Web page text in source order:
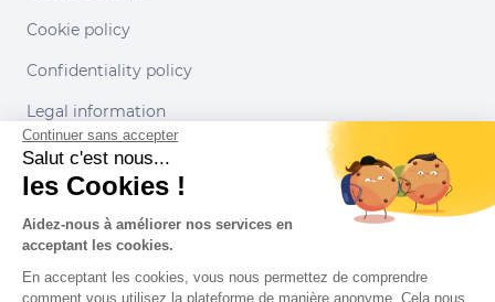
Cookie policy
Confidentiality policy
Legal information
Conditions of use
Our partners
Continuer sans accepter
Salut c'est nous...
les Cookies !
Aidez-nous à améliorer nos services en
acceptant les cookies.
En acceptant les cookies, vous nous permettez de comprendre
comment vous utilisez la plateforme de manière anonyme. Cela nous